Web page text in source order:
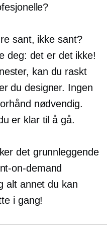
sant, ikke sant?
deg: det er det ikke!
kan du raskt
du designer. Ingen
nødvendig.
er klar til å gå.
det grunnleggende
on-demand
alt annet du kan
i gang!